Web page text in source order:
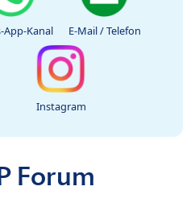
App-Kanal E-Mail / Telefon
Instagram
Forum